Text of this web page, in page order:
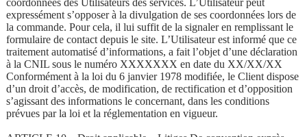
coordonnées des Utilisateurs des services. L’Utilisateur peut
expressément s’opposer à la divulgation de ses coordonnées lors de
la commande. Pour cela, il lui suffit de la signaler en remplissant le
formulaire de contact depuis le site. L’Utilisateur est informé que ce
traitement automatisé d’informations, a fait l’objet d’une déclaration
à la CNIL sous le numéro XXXXXXX en date du XX/XX/XX
Conformément à la loi du 6 janvier 1978 modifiée, le Client dispose
d’un droit d’accès, de modification, de rectification et d’opposition
s’agissant des informations le concernant, dans les conditions
prévues par la loi et la réglementation en vigueur.